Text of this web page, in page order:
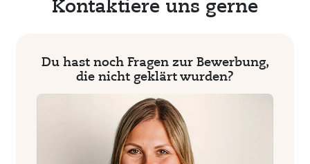
Kontaktiere uns gerne
Du hast noch Fragen zur Bewerbung,
die nicht geklärt wurden?